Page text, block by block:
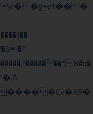
�ջ+et���
'�������*8�o�